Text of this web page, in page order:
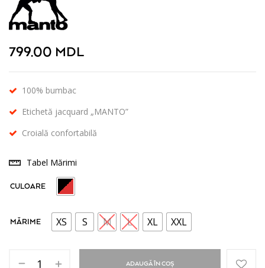
799.00 MDL
100% bumbac
Etichetă jacquard „MANTO”
Croială confortabilă
Tabel Mărimi
CULOARE
MĂRIME XS S M L XL XXL
ADAUGĂ ÎN COȘ